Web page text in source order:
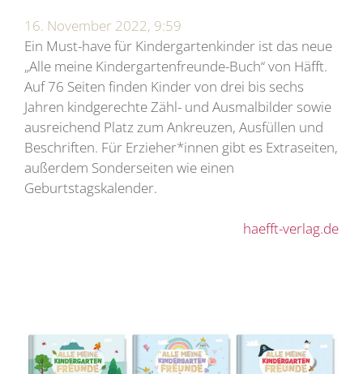
16. November 2022, 9:59
Ein Must-have für Kindergartenkinder ist das neue
„Alle meine Kindergartenfreunde-Buch“ von Häfft.
Auf 76 Seiten finden Kinder von drei bis sechs
Jahren kindgerechte Zähl- und Ausmalbilder sowie
ausreichend Platz zum Ankreuzen, Ausfüllen und
Beschriften. Für Erzieher*innen gibt es Extraseiten,
außerdem Sonderseiten wie einen
Geburtstagskalender.
haefft-verlag.de